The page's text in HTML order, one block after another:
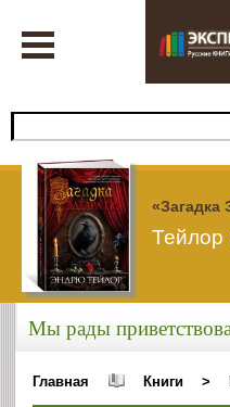
«Загадка
Мы рады
Главная Книги >